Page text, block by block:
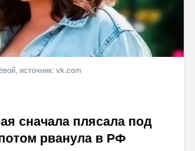
источник: vk.com
сначала плясала под
рванула в РФ